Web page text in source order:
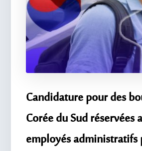
Candidature pour des
Corée du Sud réservées
employés administratifs